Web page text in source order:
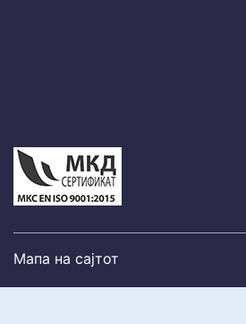
Мапа на сајтот